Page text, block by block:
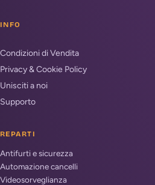
INFO
Condizioni di Vendita
Privacy & Cookie Policy
Unisciti a noi
Supporto
REPARTI
Antifurti e sicurezza
Automazione cancelli
Videosorveglianza